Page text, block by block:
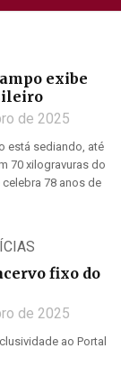
exibe
de 2025
está sediando, até
70 xilogravuras do
78 anos de
fixo do
de 2025
ao Portal